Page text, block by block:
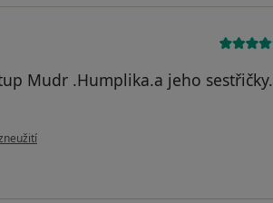
Mudr .Humplika.a jeho sestřičky.
uživatele Ferdinand Šutý